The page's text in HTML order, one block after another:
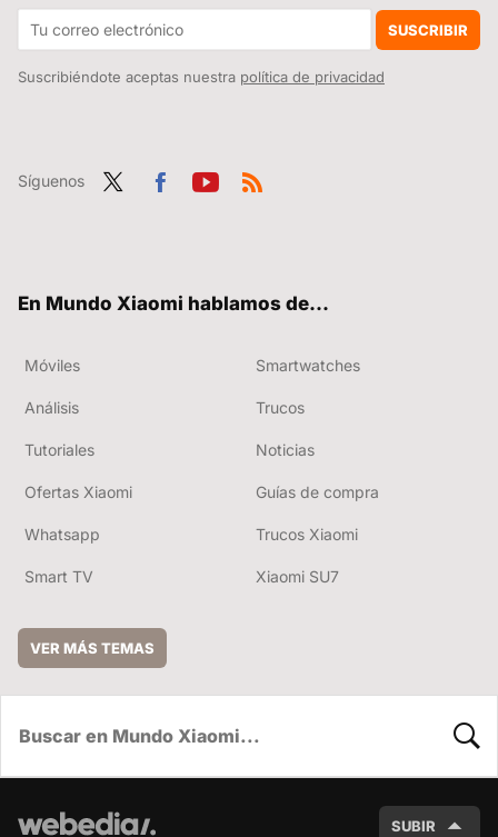
Xiaomi quiere que el POCO Launcher sea un auténtico cohete. Ha vuelto a actualizarlo con un montón de mejoras y te enseñamos cómo lo puedes instalar
SUSCRIBIR
Suscribiéndote aceptas nuestra política de privacidad
Síguenos
En Mundo Xiaomi hablamos de...
Móviles Smartwatches
Análisis Trucos
Tutoriales Noticias
Ofertas Xiaomi Guías de compra
Whatsapp Trucos Xiaomi
Smart TV Xiaomi SU7
VER MÁS TEMAS
SUBIR